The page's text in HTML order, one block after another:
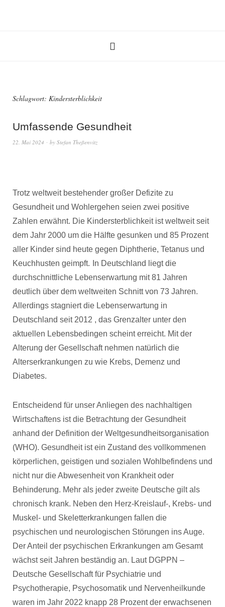
Schlagwort: Kindersterblichkeit
Umfassende Gesundheit
22. Mai 2024 by Stefan Theßenvitz
Trotz weltweit bestehender großer Defizite zu
Gesundheit und Wohlergehen seien zwei positive
Zahlen erwähnt. Die Kindersterblichkeit ist weltweit seit
dem Jahr 2000 um die Hälfte gesunken und 85 Prozent
aller Kinder sind heute gegen Diphtherie, Tetanus und
Keuchhusten geimpft.
In Deutschland liegt die
durchschnittliche Lebenserwartung mit 81 Jahren
deutlich über dem weltweiten Schnitt von 73 Jahren.
Allerdings stagniert die Lebenserwartung in
Deutschland seit 2012 , das Grenzalter unter den
aktuellen Lebensbedingen scheint erreicht. Mit der
Alterung der Gesellschaft nehmen natürlich die
Alterserkrankungen zu wie Krebs, Demenz und
Diabetes.
Entscheidend für unser Anliegen des nachhaltigen
Wirtschaftens ist die Betrachtung der Gesundheit
anhand der Definition der Weltgesundheitsorganisation
(WHO). Gesundheit ist ein Zustand des vollkommenen
körperlichen, geistigen und sozialen Wohlbefindens und
nicht nur die Abwesenheit von Krankheit oder
Behinderung. Mehr als jeder zweite Deutsche gilt als
chronisch krank. Neben den Herz-Kreislauf-, Krebs- und
Muskel- und Skeletterkrankungen fallen die
psychischen und neurologischen Störungen ins Auge.
Der Anteil der psychischen Erkrankungen am Gesamt
wächst seit Jahren beständig an. Laut DGPPN –
Deutsche Gesellschaft für Psychiatrie und
Psychotherapie, Psychosomatik und Nervenheilkunde
waren im Jahr 2022 knapp 28 Prozent der erwachsenen